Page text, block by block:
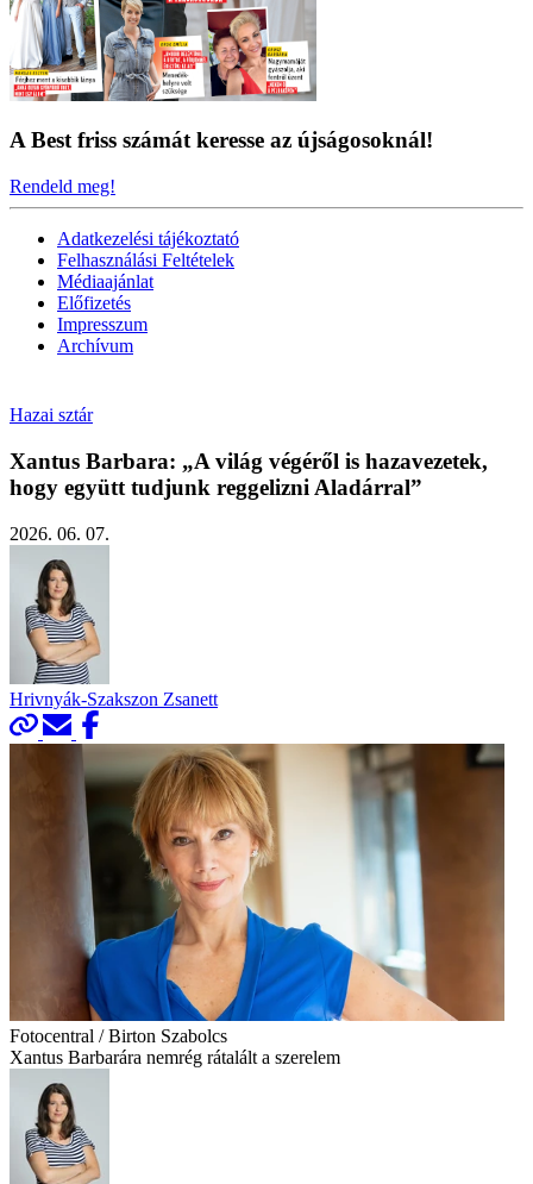
A Best friss számát keresse az újságosoknál!
Rendeld meg!
Adatkezelési tájékoztató
Felhasználási Feltételek
Médiaajánlat
Előfizetés
Impresszum
Archívum
Hazai sztár
Xantus Barbara: „A világ végéről is hazavezetek,
hogy együtt tudjunk reggelizni Aladárral”
2026. 06. 07.
Hrivnyák-Szakszon Zsanett
Fotocentral / Birton Szabolcs
Xantus Barbarára nemrég rátalált a szerelem